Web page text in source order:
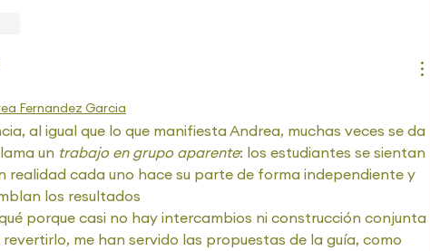
Fernandez Garcia
al igual que lo que manifiesta Andrea, muchas veces se da
un trabajo en grupo aparente: los estudiantes se sientan
realidad cada uno hace su parte de forma independiente y
los resultados
revertirlo, me han servido las propuestas de la guía, como